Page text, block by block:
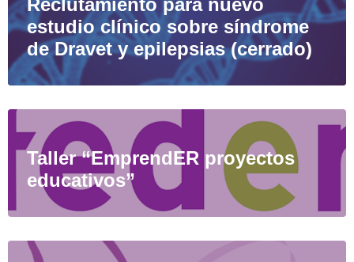
Reclutamiento para nuevo
estudio clínico sobre síndrome
de Dravet y epilepsias (cerrado)
Taller “EmprendER proyectos
educativos”